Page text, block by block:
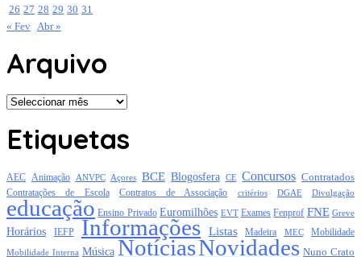
26 27 28 29 30 31
« Fev Abr »
Arquivo
Arquivo
Etiquetas
AEC Animação ANVPC Açores BCE Blogosfera CE Concursos Contratados
Contratações de Escola Contratos de Associação critérios DGAE Divulgação
educação Ensino Privado Euromilhões EVT Exames Fenprof FNE Greve
Horários IEFP Informações Listas Madeira MEC Mobilidade
Mobilidade Interna Música NotíciasNovidades Nuno Crato